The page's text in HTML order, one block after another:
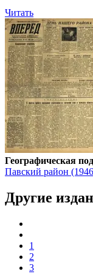
Читать
Географическая
Павский район
Другие
1
2
3